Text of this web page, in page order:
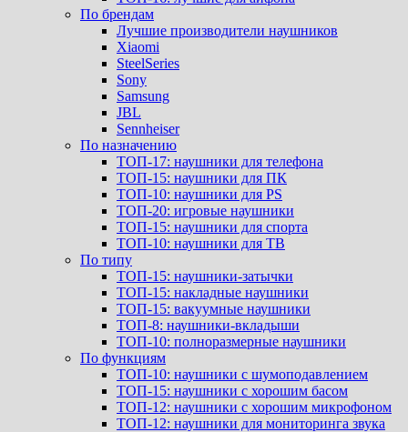
По брендам
Лучшие производители наушников
Xiaomi
SteelSeries
Sony
Samsung
JBL
Sennheiser
По назначению
ТОП-17: наушники для телефона
ТОП-15: наушники для ПК
ТОП-10: наушники для PS
ТОП-20: игровые наушники
ТОП-15: наушники для спорта
ТОП-10: наушники для ТВ
По типу
ТОП-15: наушники-затычки
ТОП-15: накладные наушники
ТОП-15: вакуумные наушники
ТОП-8: наушники-вкладыши
ТОП-10: полноразмерные наушники
По функциям
ТОП-10: наушники с шумоподавлением
ТОП-15: наушники с хорошим басом
ТОП-12: наушники с хорошим микрофоном
ТОП-12: наушники для мониторинга звука